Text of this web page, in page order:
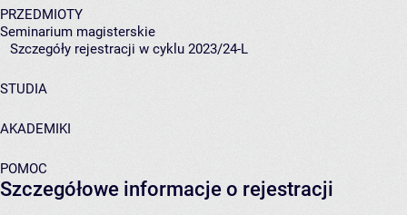
PRZEDMIOTY
Seminarium magisterskie
Szczegóły rejestracji w cyklu 2023/24-L
STUDIA
AKADEMIKI
POMOC
Szczegółowe informacje o rejestracji